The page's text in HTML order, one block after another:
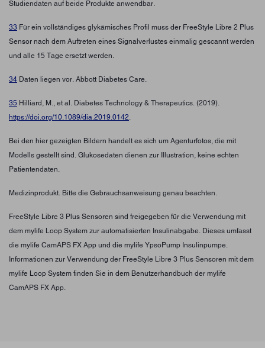
Studiendaten auf beide Produkte anwendbar.
33 Für ein vollständiges glykämisches Profil muss der FreeStyle Libre 2 Plus
Sensor nach dem Auftreten eines Signalverlustes einmalig gescannt werden
und alle 15 Tage ersetzt werden.
34 Daten liegen vor. Abbott Diabetes Care.
35 Hilliard, M., et al. Diabetes Technology & Therapeutics. (2019).
https://doi.org/10.1089/dia.2019.0142.
Bei den hier gezeigten Bildern handelt es sich um Agenturfotos, die mit
Modells gestellt sind. Glukosedaten dienen zur Illustration, keine echten
Patientendaten.
Medizinprodukt. Bitte die Gebrauchsanweisung genau beachten.
FreeStyle Libre 3 Plus Sensoren sind freigegeben für die Verwendung mit
dem mylife Loop System zur automatisierten Insulinabgabe. Dieses umfasst
die mylife CamAPS FX App und die mylife YpsoPump Insulinpumpe.
Informationen zur Verwendung der FreeStyle Libre 3 Plus Sensoren mit dem
mylife Loop System finden Sie in dem Benutzerhandbuch der mylife
CamAPS FX App.